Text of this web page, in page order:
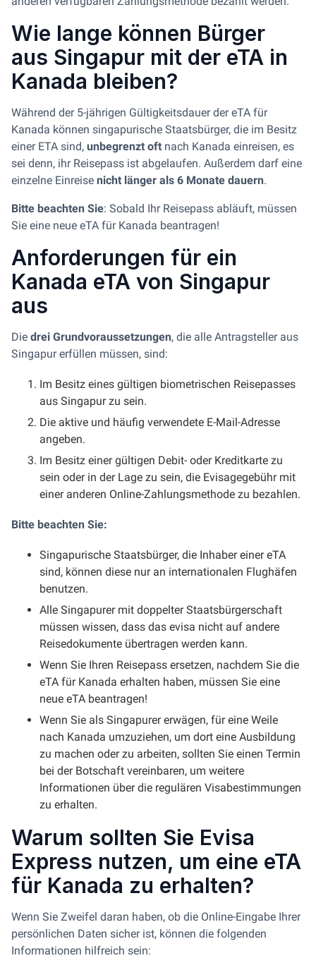
Wie lange können Bürger
aus Singapur mit der eTA in
Kanada bleiben?
Während der 5-jährigen Gültigkeitsdauer der eTA für
Kanada können singapurische Staatsbürger, die im Besitz
einer ETA sind, unbegrenzt oft nach Kanada einreisen, es
sei denn, ihr Reisepass ist abgelaufen. Außerdem darf eine
einzelne Einreise nicht länger als 6 Monate dauern.
Bitte beachten Sie: Sobald Ihr Reisepass abläuft, müssen
Sie eine neue eTA für Kanada beantragen!
Anforderungen für ein
Kanada eTA von Singapur
aus
Die drei Grundvoraussetzungen, die alle Antragsteller aus
Singapur erfüllen müssen, sind:
Im Besitz eines gültigen biometrischen Reisepasses
aus Singapur zu sein.
Die aktive und häufig verwendete E-Mail-Adresse
angeben.
Im Besitz einer gültigen Debit- oder Kreditkarte zu
sein oder in der Lage zu sein, die Evisagegebühr mit
einer anderen Online-Zahlungsmethode zu bezahlen.
Bitte beachten Sie:
Singapurische Staatsbürger, die Inhaber einer eTA
sind, können diese nur an internationalen Flughäfen
benutzen.
Alle Singapurer mit doppelter Staatsbürgerschaft
müssen wissen, dass das evisa nicht auf andere
Reisedokumente übertragen werden kann.
Wenn Sie Ihren Reisepass ersetzen, nachdem Sie die
eTA für Kanada erhalten haben, müssen Sie eine
neue eTA beantragen!
Wenn Sie als Singapurer erwägen, für eine Weile
nach Kanada umzuziehen, um dort eine Ausbildung
zu machen oder zu arbeiten, sollten Sie einen Termin
bei der Botschaft vereinbaren, um weitere
Informationen über die regulären Visabestimmungen
zu erhalten.
Warum sollten Sie Evisa
Express nutzen, um eine eTA
für Kanada zu erhalten?
Wenn Sie Zweifel daran haben, ob die Online-Eingabe Ihrer
persönlichen Daten sicher ist, können die folgenden
Informationen hilfreich sein: